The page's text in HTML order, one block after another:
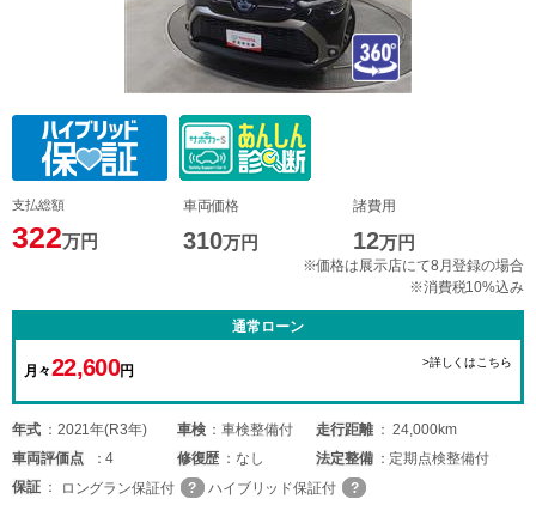
支払総額
322万円
車両価格
310万円
諸費用
12万円
※価格は展示店にて8月登録の場合
※消費税10%込み
通常ローン
月々22,600円
>詳しくはこちら
年式 2021年(R3年) 車検 車検整備付 走行距離
24,000km
車両評価点 4 修復歴 なし 法定整備
定期点検整備付
保証
ロングラン保証付 ハイブリッド保証付